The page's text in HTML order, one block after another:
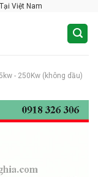
Việt Nam
- 250Kw (không dầu)